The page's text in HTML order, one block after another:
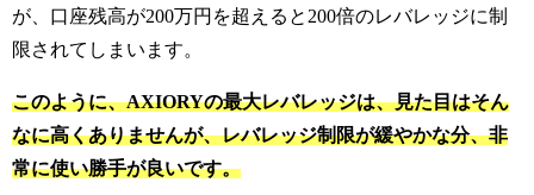
が、口座残高が200万円を超えると200倍のレバレッジに制
限されてしまいます。
このように、AXIORYの最大レバレッジは、見た目はそん
なに高くありませんが、レバレッジ制限が緩やかな分、非
常に使い勝手が良いです。